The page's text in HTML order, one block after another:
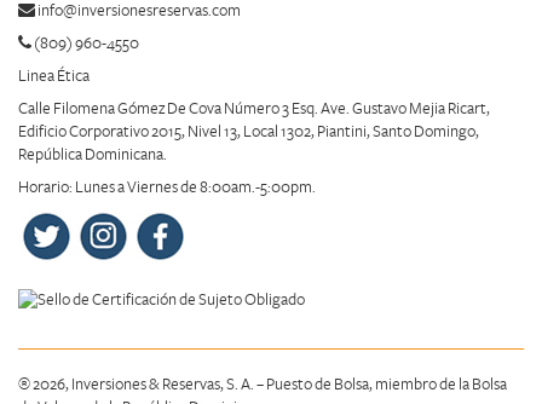
info@inversionesreservas.com
(809) 960-4550
Linea Ética
Calle Filomena Gómez De Cova Número 3 Esq. Ave. Gustavo Mejia Ricart,
Edificio Corporativo 2015, Nivel 13, Local 1302, Piantini, Santo Domingo,
República Dominicana.
Horario: Lunes a Viernes de 8:00am.-5:00pm.
® 2026, Inversiones & Reservas, S. A. – Puesto de Bolsa, miembro de la Bolsa